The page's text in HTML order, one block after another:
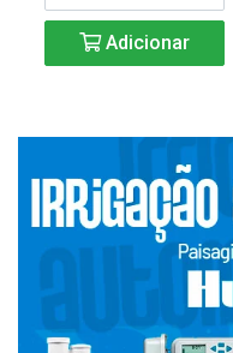
Adicionar